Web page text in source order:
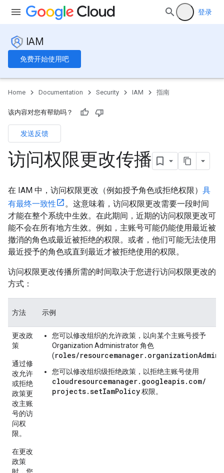
登录
IAM
免费开始使用吧
Home Documentation Security IAM 指南
该内容对您有帮助吗？
发送反馈
访问权限更改传播
在 IAM 中，访问权限更改（例如授予角色或拒绝权限） 具
有最终一致性
。这意味着，访问权限更改需要一段时间
才能在整个系统中生效。在此期间，近期的访问权限更改可
能不会在所有地方生效。例如，主账号可能仍能使用最近被
撤消的角色或最近被拒绝的权限。或者，他们可能无法使用
最近授予的角色或直到最近才被拒绝使用的权限。
访问权限更改传播所需的时间取决于您进行访问权限更改的
方式：
方法 示例
更改政
策
通过修
改允许
或拒绝
政策更
改主账
号的访
问权
限。
在更改
政策
您可以修改组织的允许政策，以向某个主账号授予
Organization Administrator 角色
(roles/resourcemanager.organizationAdmin
您可以修改组织级拒绝政策，以拒绝主账号使用
cloudresourcemanager.googleapis.com/
projects.setIamPolicy权限。